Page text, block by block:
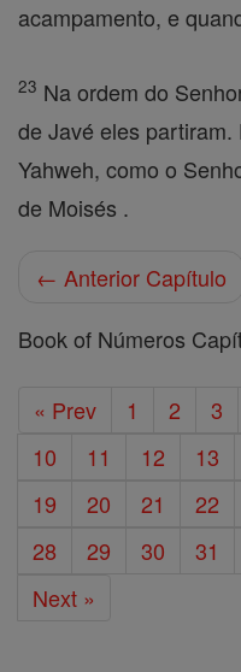
acampamento, e
23 Na ordem do
de Javé eles
Yahweh, como o
de Moisés .
← Anterior Capítulo
Book of Números
« Prev 1 2 3
10
11 12 13
19
20 21 22
28
29 30 31
Next »